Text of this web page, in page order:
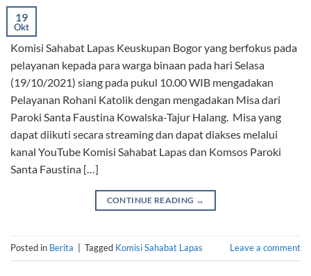
19
Okt
Komisi Sahabat Lapas Keuskupan Bogor yang berfokus pada
pelayanan kepada para warga binaan pada hari Selasa
(19/10/2021) siang pada pukul 10.00 WIB mengadakan
Pelayanan Rohani Katolik dengan mengadakan Misa dari
Paroki Santa Faustina Kowalska-Tajur Halang. Misa yang
dapat diikuti secara streaming dan dapat diakses melalui
kanal YouTube Komisi Sahabat Lapas dan Komsos Paroki
Santa Faustina […]
CONTINUE READING →
Posted in Berita Tagged Komisi Sahabat Lapas Leave a comment